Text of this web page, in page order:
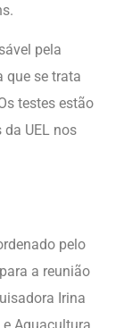
pela
que se trata
testes estão
UEL nos
pelo
a reunião
Irina